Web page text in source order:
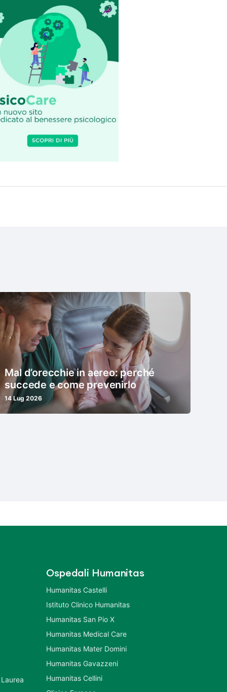
Mal d’orecchie in aereo: perché
succede e come prevenirlo
14 Lug 2026
Ospedali Humanitas
Humanitas Castelli
Istituto Clinico Humanitas
Humanitas San Pio X
Humanitas Medical Care
Humanitas Mater Domini
Humanitas Gavazzeni
Humanitas Cellini